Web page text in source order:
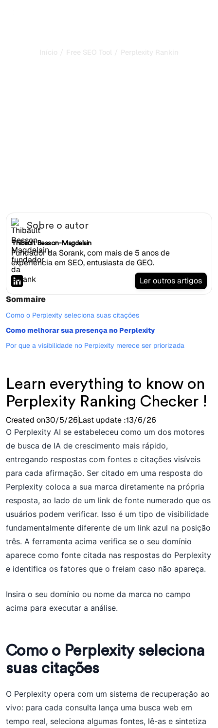
Início / Free SEO Tool / Perplexity Ranking Checker
Sobre o autor
Thibault Besson-Magdelain
Fundador da Sorank, com mais de 5 anos de
experiência em SEO, entusiasta de GEO.
Ler outros artigos
Sommaire
Como o Perplexity seleciona suas citações
Como melhorar sua presença no Perplexity
Por que a visibilidade no Perplexity merece ser priorizada
Learn everything to know on
Perplexity Ranking Checker !
Created on30/5/26Last update :13/6/26
O Perplexity AI se estabeleceu como um dos motores
de busca de IA de crescimento mais rápido,
entregando respostas com fontes e citações visíveis
para cada afirmação. Ser citado em uma resposta do
Perplexity coloca a sua marca diretamente na própria
resposta, ao lado de um link de fonte numerado que os
usuários podem verificar. Isso é um tipo de visibilidade
fundamentalmente diferente de um link azul na posição
três. A ferramenta acima verifica se o seu domínio
aparece como fonte citada nas respostas do Perplexity
e identifica os fatores que o freiam caso não apareça.
Insira o seu domínio ou nome da marca no campo
acima para executar a análise.
Como o Perplexity seleciona
suas citações
O Perplexity opera com um sistema de recuperação ao
vivo: para cada consulta lança uma busca web em
tempo real, seleciona algumas fontes, lê-as e sintetiza